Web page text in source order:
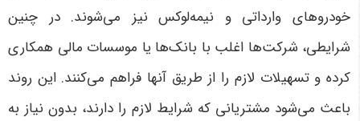
خودروهای وارداتی و نیمه‌لوکس نیز می‌شوند. در چنین
شرایطی، شرکت‌ها اغلب با بانک‌ها یا موسسات مالی همکاری
کرده و تسهیلات لازم را از طریق آنها فراهم می‌کنند. این روند
باعث می‌شود مشتریانی که شرایط لازم را دارند، بدون نیاز به